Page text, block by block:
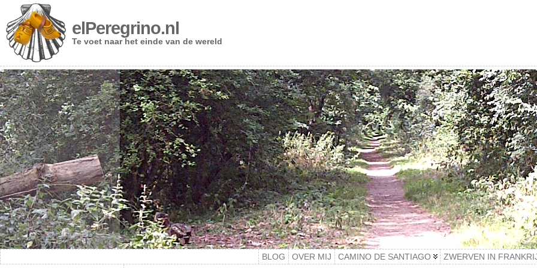
elPeregrino.nl
Te voet naar het einde van de wereld
BLOG OVER MIJ CAMINO DE SANTIAGO ZWERVEN IN